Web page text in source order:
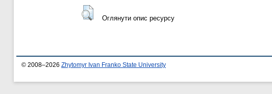
Оглянути опис ресурсу
© 2008–2026 Zhytomyr Ivan Franko State University